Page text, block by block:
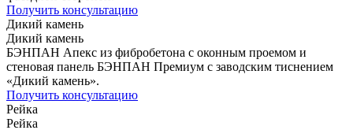
Получить консультацию
Дикий камень
Дикий камень
БЭНПАН Апекс из фибробетона с оконным проемом и
стеновая панель БЭНПАН Премиум с заводским тиснением
«Дикий камень».
Получить консультацию
Рейка
Рейка